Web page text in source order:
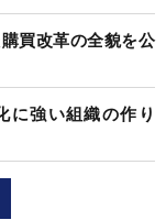
買改革の全貌を公
に強い組織の作り